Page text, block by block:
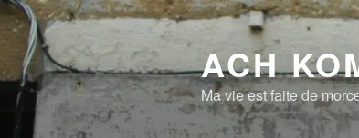
Zum
Inhalt
springen
ACH
Ma vie est faite de